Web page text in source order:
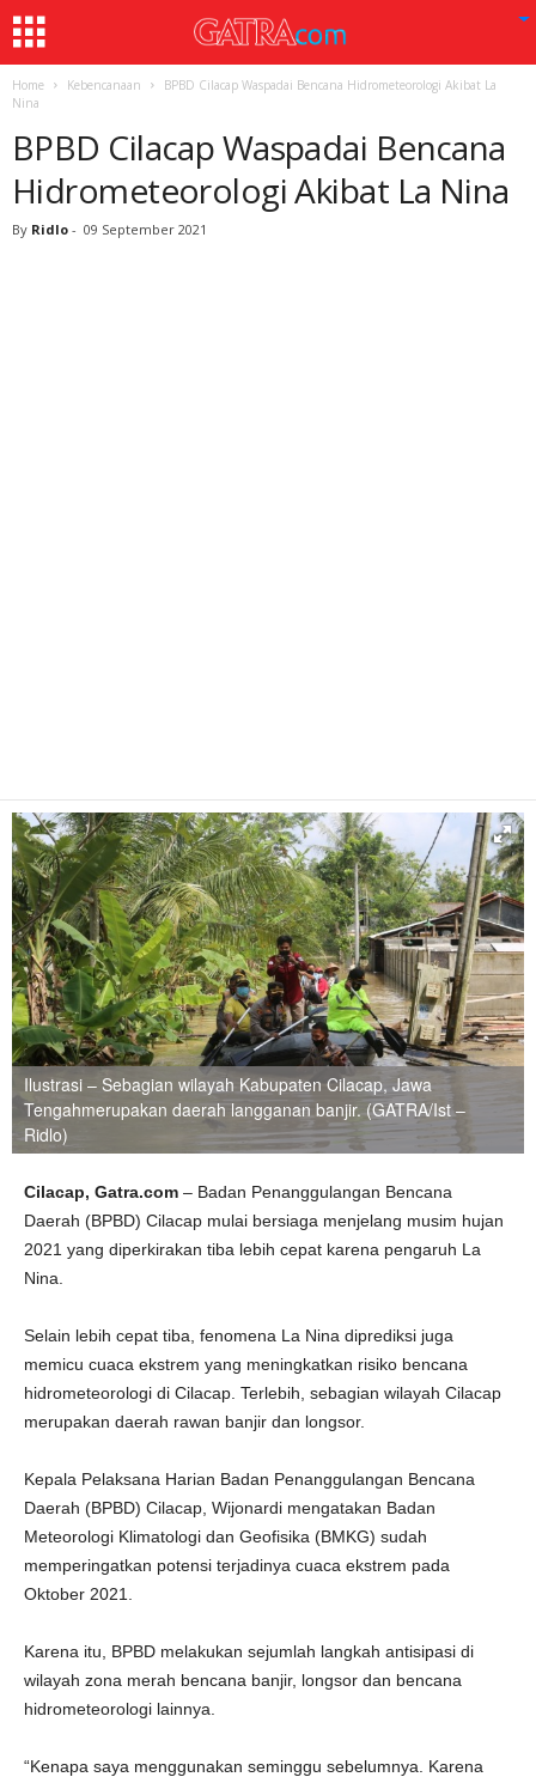
Home Kebencanaan
BPBD Cilacap Waspadai Bencana Hidrometeorologi Akibat La
Nina
BPBD Cilacap Waspadai Bencana
Hidrometeorologi Akibat La Nina
By Ridlo - 09 September 2021
Ilustrasi – Sebagian wilayah Kabupaten Cilacap, Jawa
Tengahmerupakan daerah langganan banjir. (GATRA/Ist –
Ridlo)
Cilacap, Gatra.com – Badan Penanggulangan Bencana
Daerah (BPBD) Cilacap mulai bersiaga menjelang musim hujan
2021 yang diperkirakan tiba lebih cepat karena pengaruh La
Nina.
Selain lebih cepat tiba, fenomena La Nina diprediksi juga
memicu cuaca ekstrem yang meningkatkan risiko bencana
hidrometeorologi di Cilacap. Terlebih, sebagian wilayah Cilacap
merupakan daerah rawan banjir dan longsor.
Kepala Pelaksana Harian Badan Penanggulangan Bencana
Daerah (BPBD) Cilacap, Wijonardi mengatakan Badan
Meteorologi Klimatologi dan Geofisika (BMKG) sudah
memperingatkan potensi terjadinya cuaca ekstrem pada
Oktober 2021.
Karena itu, BPBD melakukan sejumlah langkah antisipasi di
wilayah zona merah bencana banjir, longsor dan bencana
hidrometeorologi lainnya.
“Kenapa saya menggunakan seminggu sebelumnya. Karena